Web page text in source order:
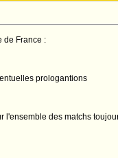
de France :
prologantions
des matchs